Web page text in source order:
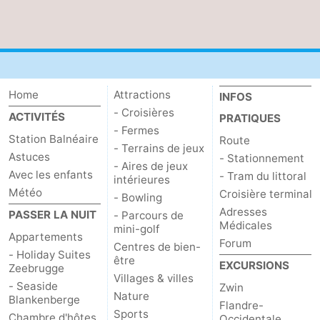
Home
ACTIVITÉS
Station Balnéaire
Astuces
Avec les enfants
Météo
PASSER LA NUIT
Appartements
- Holiday Suites
Zeebrugge
- Seaside
Blankenberge
Attractions
- Croisières
- Fermes
- Terrains de jeux
- Aires de jeux
intérieures
- Bowling
- Parcours de
mini-golf
Centres de bien-
être
Villages & villes
Nature
Sports
INFOS
PRATIQUES
Route
- Stationnement
- Tram du littoral
Croisière terminal
Adresses
Médicales
Forum
EXCURSIONS
Zwin
Flandre-